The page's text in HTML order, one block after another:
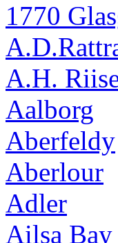
1770
A.H.
Aalborg
Aberfeldy
Aberlour
Adler
Ailsa Bay